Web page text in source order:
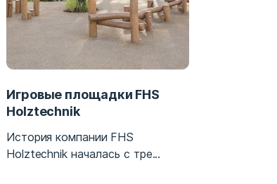
Игровые площадки FHS
Holztechnik
История компании FHS
Holztechnik началась с тре...